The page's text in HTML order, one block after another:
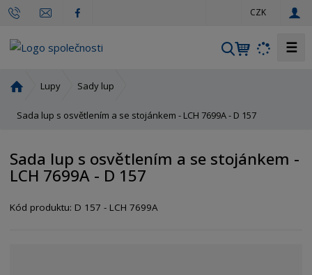
CZK
V
e
a
t
☰
o
í
s
r
Lupy Sady lup
Sada lup s osvětlením a se stojánkem - LCH 7699A - D 157
Sada lup s osvětlením a se stojánkem -
LCH 7699A - D 157
Kód produktu: D 157 - LCH 7699A